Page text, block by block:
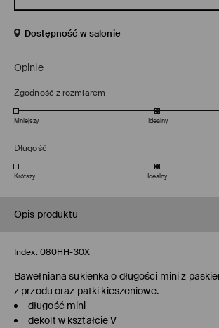
Dostępność w salonie
Opinie
Zgodność z rozmiarem
Mniejszy Idealny
Długość
Krótszy Idealny
Opis produktu
Index: 080HH-30X
Bawełniana sukienka o długości mini z
z przodu oraz patki kieszeniowe.
długość mini
dekolt w kształcie V